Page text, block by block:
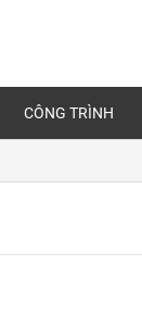
CÔNG TRÌNH